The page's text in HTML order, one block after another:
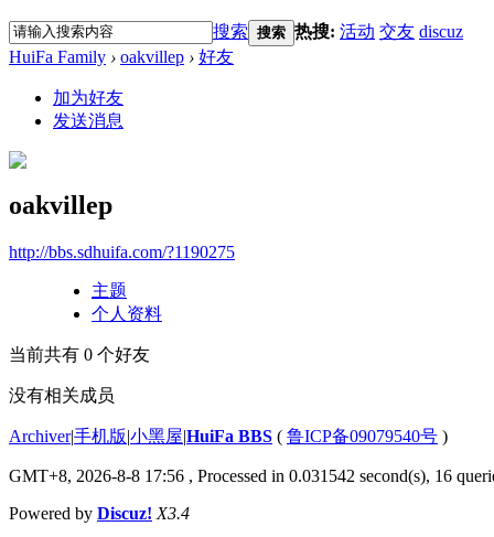
搜索 搜索 热搜: 活动 交友 discuz
HuiFa Family › oakvillep › 好友
加为好友
发送消息
oakvillep
http://bbs.sdhuifa.com/?1190275
主题
个人资料
当前共有 0 个好友
没有相关成员
Archiver|手机版|小黑屋|HuiFa BBS ( 鲁ICP备09079540号 )
GMT+8, 2026-8-8 17:56 , Processed in 0.031542 second(s), 16
Powered by Discuz! X3.4